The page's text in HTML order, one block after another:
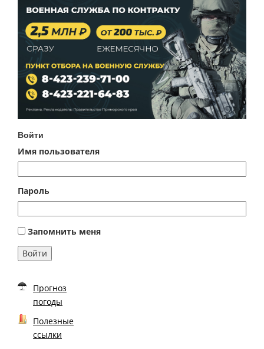
Войти
Имя пользователя
Пароль
Запомнить меня
Войти
Прогноз
погоды
Полезные
ссылки